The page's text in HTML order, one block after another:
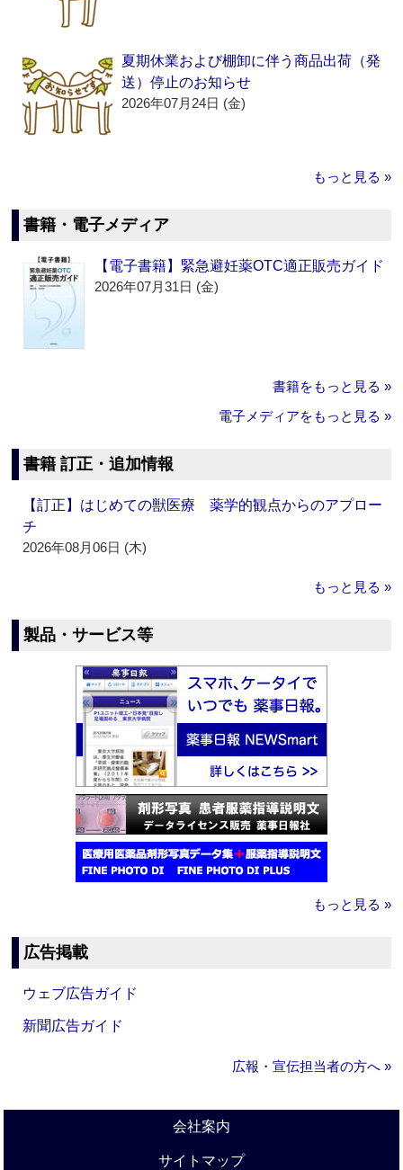
夏期休業および棚卸に伴う商品出荷（発
送）停止のお知らせ
2026年07月24日 (金)
もっと見る »
書籍・電子メディア
【電子書籍】緊急避妊薬OTC適正販売ガイド
2026年07月31日 (金)
書籍をもっと見る »
電子メディアをもっと見る »
書籍 訂正・追加情報
【訂正】はじめての獣医療 薬学的観点からのアプロー
チ
2026年08月06日 (木)
もっと見る »
製品・サービス等
もっと見る »
広告掲載
ウェブ広告ガイド
新聞広告ガイド
広報・宣伝担当者の方へ »
会社案内
サイトマップ